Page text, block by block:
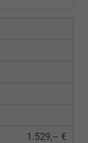
1.529,– €